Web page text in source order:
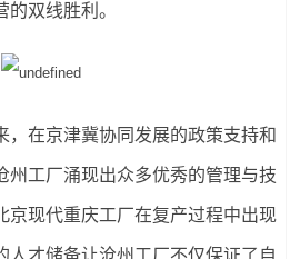
双线胜利。
在京津冀协同发展的政策支持和
州工厂涌现出众多优秀的管理与技
京现代重庆工厂在复产过程中出现
人才储备让沧州工厂不仅保证了自